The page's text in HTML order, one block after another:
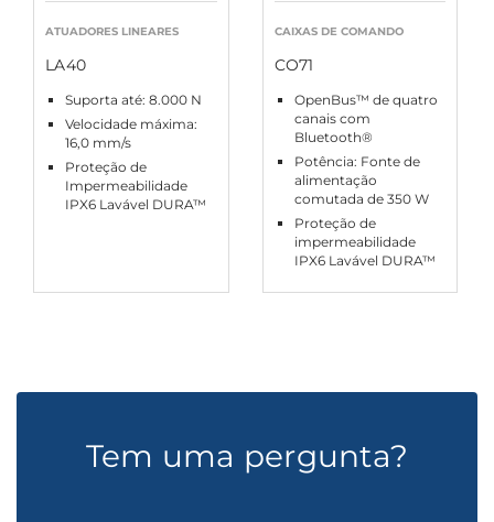
ATUADORES LINEARES
LA40
Suporta até: 8.000 N
Velocidade máxima:
16,0 mm/s
Proteção de
Impermeabilidade
IPX6 Lavável DURA™
CAIXAS DE COMANDO
CO71
OpenBus™ de quatro
canais com
Bluetooth®
Potência: Fonte de
alimentação
comutada de 350 W
Proteção de
impermeabilidade
IPX6 Lavável DURA™
Tem uma pergunta?